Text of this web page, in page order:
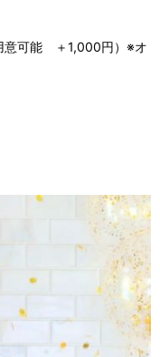
意可能 ＋1,000円）※オ